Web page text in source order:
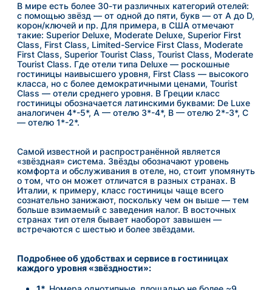
В мире есть более 30-ти различных категорий отелей:
с помощью звёзд — от одной до пяти, букв — от А до D,
корон/ключей и пр. Для примера, в США отмечают
такие: Superior Deluxe, Moderate Deluxe, Superior First
Class, First Class, Limited-Service First Class, Moderate
First Class, Superior Tourist Class, Tourist Class, Moderate
Tourist Class. Где отели типа Deluxe — роскошные
гостиницы наивысшего уровня, First Class — высокого
класса, но с более демократичными ценами, Tourist
Class — отели среднего уровня. В Греции класс
гостиницы обозначается латинскими буквами: De Luxe
аналогичен 4*-5*, А — отелю 3*-4*, В — отелю 2*-3*, С
— отелю 1*-2*.
Самой известной и распространённой является
«звёздная» система. Звёзды обозначают уровень
комфорта и обслуживания в отеле, но, стоит упомянуть
о том, что он может отличатся в разных странах. В
Италии, к примеру, класс гостиницы чаще всего
сознательно занижают, поскольку чем он выше — тем
больше взимаемый с заведения налог. В восточных
странах тип отеля бывает наоборот завышен —
встречаются с шестью и более звёздами.
Подробнее об удобствах и сервисев гостиницах
каждого уровня «звёздности»: